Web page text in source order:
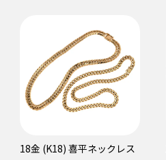
18金 (K18) 喜平ネックレス